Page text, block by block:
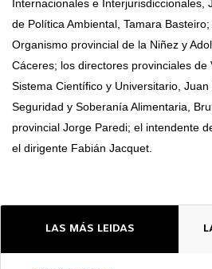
Internacionales e Interjurisdiccionales,
de Política Ambiental, Tamara
Organismo provincial de la Niñez y
Cáceres; los directores provinciales de
Sistema Científico y Universitario,
Seguridad y Soberanía Alimentaria,
provincial Jorge Paredi; el intendente
el dirigente Fabián Jacquet.
LAS MÁS LEIDAS